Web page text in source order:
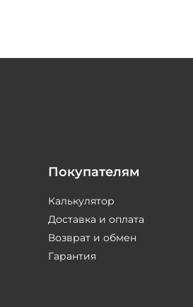
Покупателям
Калькулятор
Доставка и оплата
Возврат и обмен
Гарантия